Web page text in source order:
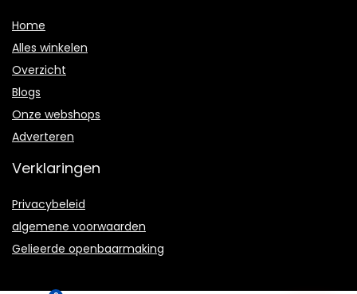
Home
Alles winkelen
Overzicht
Blogs
Onze webshops
Adverteren
Verklaringen
Privacybeleid
algemene voorwaarden
Gelieerde openbaarmaking